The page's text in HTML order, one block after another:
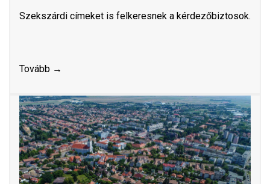
Szekszárdi címeket is felkeresnek a kérdezőbiztosok.
Tovább →